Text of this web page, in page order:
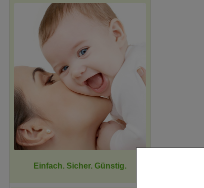
Einfach. Sicher. Günstig.